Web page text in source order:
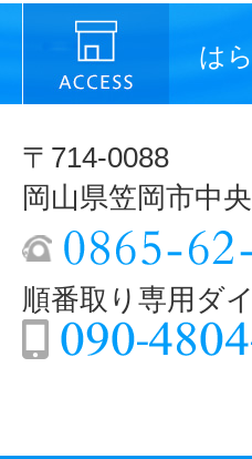
は
〒714-0088
岡山県笠岡市中
順番取り専用ダ